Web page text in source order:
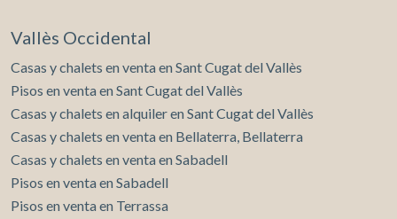
Vallès Occidental
Casas y chalets en venta en Sant Cugat del Vallès
Pisos en venta en Sant Cugat del Vallès
Casas y chalets en alquiler en Sant Cugat del Vallès
Casas y chalets en venta en Bellaterra, Bellaterra
Casas y chalets en venta en Sabadell
Pisos en venta en Sabadell
Pisos en venta en Terrassa